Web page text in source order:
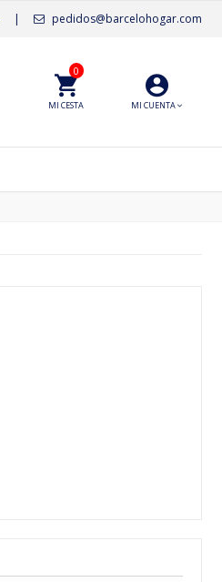
pedidos@barcelohogar.com
|
MI CUENTA
MI CESTA
0